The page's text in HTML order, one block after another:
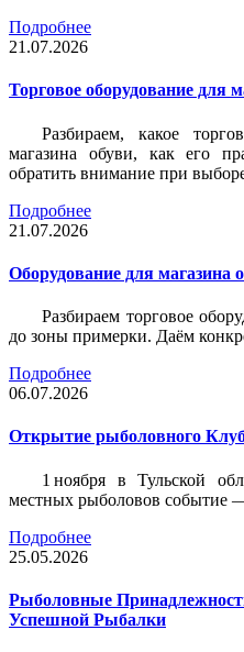
Подробнее
21.07.2026
Торговое оборудование для
Разбираем, какое
магазина обуви, как его
обратить внимание при
Подробнее
21.07.2026
Оборудование для
Разбираем торговое
до зоны примерки. Даём
Подробнее
06.07.2026
Открытие рыболовного
1 ноября в Тульской
местных рыболовов событие
Подробнее
25.05.2026
Рыболовные
Успешной Рыбалки